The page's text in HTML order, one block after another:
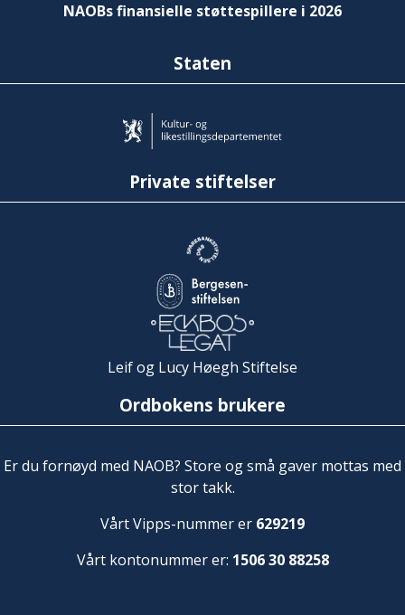
NAOBs finansielle støttespillere i 2026
Staten
Private stiftelser
Leif og Lucy Høegh Stiftelse
Ordbokens brukere
Er du fornøyd med NAOB? Store og små gaver mottas med
stor takk.
Vårt Vipps-nummer er 629219
Vårt kontonummer er: 1506 30 88258